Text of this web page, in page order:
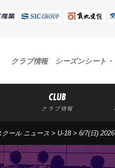
クラブ情報 シーズンシート
CLUB
クラブ情報
クール ニュース > U-18 > 6/7(日)